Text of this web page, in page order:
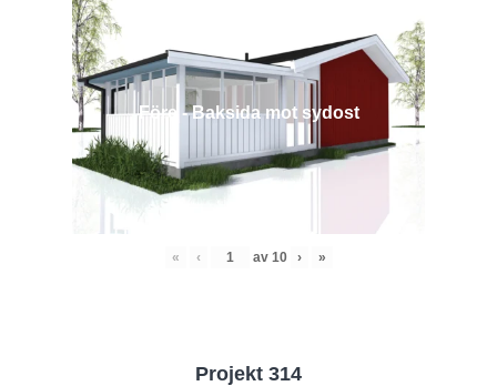
Före - Baksida mot sydost
« ‹ av 10 › »
Projekt 314